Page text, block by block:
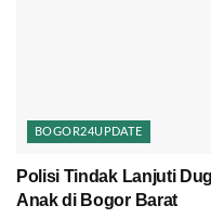
BOGOR24UPDATE
Polisi Tindak Lanjuti
Anak di Bogor Barat